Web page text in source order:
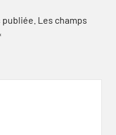
Les champs